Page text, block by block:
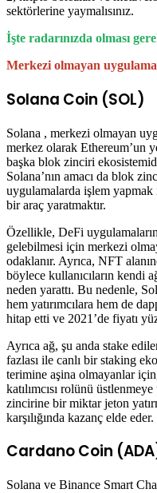
sektörlerine yaymalısınız.
İşte radarınızda olması
Merkezi olmayan
Solana Coin (SOL)
Solana , merkezi olmayan
merkez olarak Ethereum’un
başka blok zinciri
Solana’nın amacı da blok
uygulamalarda işlem yapmak
bir araç yaratmaktır.
Özellikle, DeFi
gelebilmesi için merkezi
odaklanır. Ayrıca, NFT
böylece kullanıcıların kendi
neden yarattı. Bu nedenle,
hem yatırımcılara hem de
hitap etti ve 2021’de fiyatı
Ayrıca ağ, şu anda stake
fazlası ile canlı bir staking
terimine aşina olmayanlar
katılımcısı rolünü
zincirine bir miktar jeton
karşılığında kazanç elde
Cardano Coin
Solana ve Binance Smart